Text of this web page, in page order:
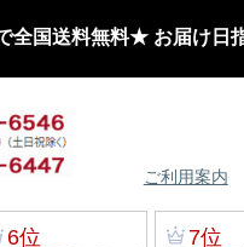
国送料無料★ お届け日
ご利用案内